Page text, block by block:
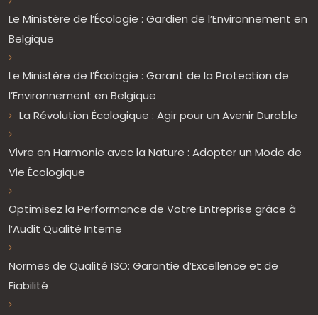
Le Ministère de l’Écologie : Gardien de l’Environnement en
Belgique
Le Ministère de l’Écologie : Garant de la Protection de
l’Environnement en Belgique
La Révolution Écologique : Agir pour un Avenir Durable
Vivre en Harmonie avec la Nature : Adopter un Mode de
Vie Écologique
Optimisez la Performance de Votre Entreprise grâce à
l’Audit Qualité Interne
Normes de Qualité ISO: Garantie d’Excellence et de
Fiabilité